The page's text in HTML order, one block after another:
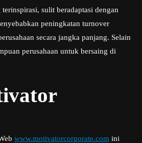
sulit beradaptasi dengan
peningkatan turnover
secara jangka panjang. Selain
perusahaan untuk bersaing di
www.motivatorcorporate.com ini